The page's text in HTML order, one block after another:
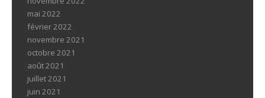
mai 2022
février 2022
novembre 2021
octobre 2021
août 2021
juillet 2021
juin 2021